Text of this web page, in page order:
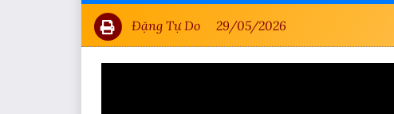
Đặng Tự Do 29/05/2026